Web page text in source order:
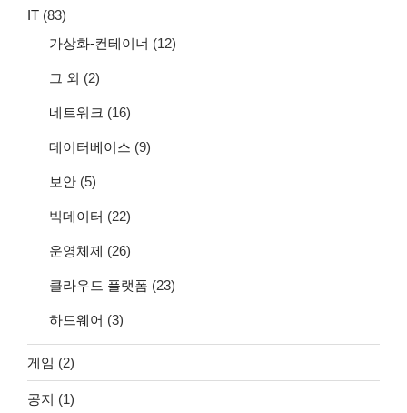
IT (83)
가상화-컨테이너 (12)
그 외 (2)
네트워크 (16)
데이터베이스 (9)
보안 (5)
빅데이터 (22)
운영체제 (26)
클라우드 플랫폼 (23)
하드웨어 (3)
게임 (2)
공지 (1)